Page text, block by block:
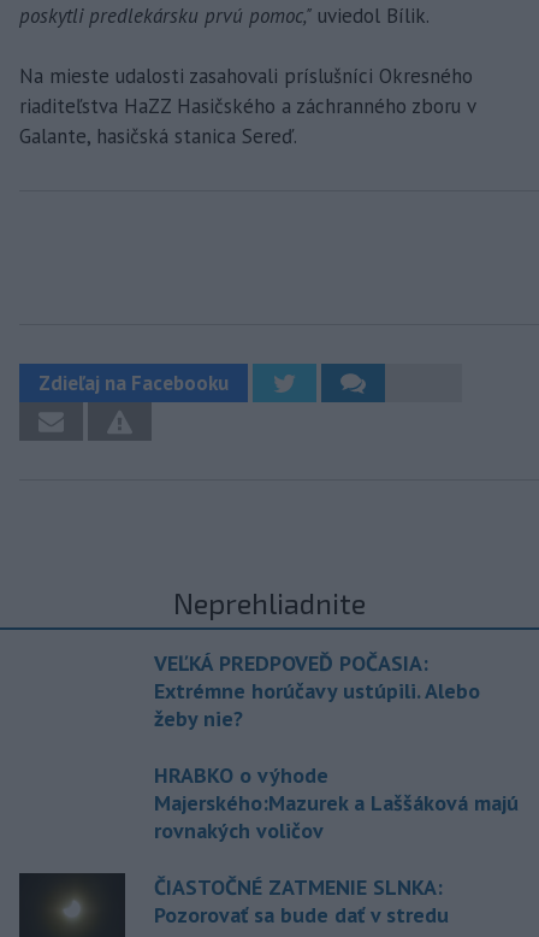
poskytli predlekársku prvú pomoc," uviedol Bílik.
Na mieste udalosti zasahovali príslušníci Okresného
riaditeľstva HaZZ Hasičského a záchranného zboru v
Galante, hasičská stanica Sereď.
Zdieľaj na Facebooku
Neprehliadnite
VEĽKÁ PREDPOVEĎ POČASIA:
Extrémne horúčavy ustúpili. Alebo
žeby nie?
HRABKO o výhode
Majerského:Mazurek a Laššáková majú
rovnakých voličov
ČIASTOČNÉ ZATMENIE SLNKA:
Pozorovať sa bude dať v stredu